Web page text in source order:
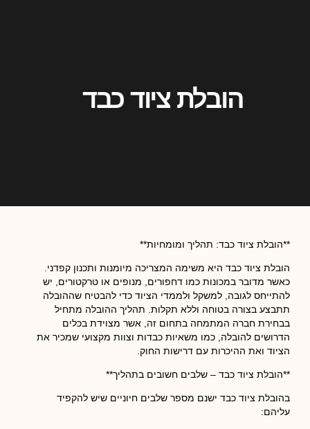
הובלת ציוד כבד
**הובלת ציוד כבד: תהליך ומומחיות**
הובלת ציוד כבד היא משימה המצריכה מיומנות ותכנון קפדני.
כאשר מדובר במכונות כמו דחפורים, מנופים או טרקטורים, יש
להתייחס לגובה, למשקל ולממדי הציוד כדי להבטיח שההובלה
תתבצע בצורה בטוחה וללא תקלות. תהליך ההובלה מתחיל
בבחירת חברה המתמחה בתחום זה, אשר מצוידת בכלים
הדרושים להובלה, כמו משאיות כבדות וצוות מקצועי שמכיר את
הציוד ואת ההיכרות עם דרישות החוק.
**הובלת ציוד כבד – שלבים חשובים בתהליך**
בהובלת ציוד כבד ישנם מספר שלבים חיוניים שיש להקפיד
עליהם: